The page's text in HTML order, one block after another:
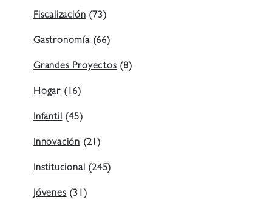
Fiscalización(73)
Gastronomía(66)
Grandes Proyectos(8)
Hogar (16)
Infantil(45)
Innovación (21)
Institucional(245)
Jóvenes(31)